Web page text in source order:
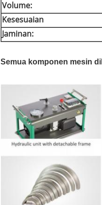
Volume:
Kesesuaian
Jaminan:
Semua komponen mesin